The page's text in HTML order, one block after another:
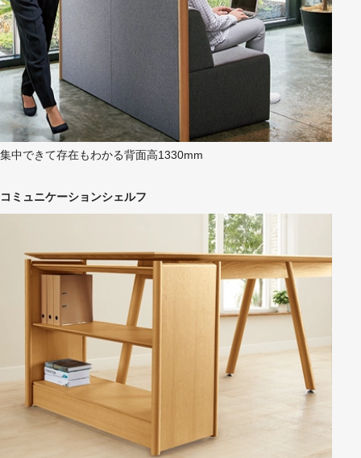
集中できて存在もわかる背面高1330mm
コミュニケーションシェルフ